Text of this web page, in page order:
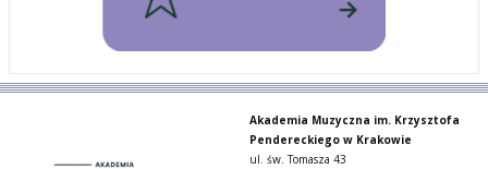
Akademia Muzyczna im. Krzysztofa
Pendereckiego w Krakowie
ul. św. Tomasza 43